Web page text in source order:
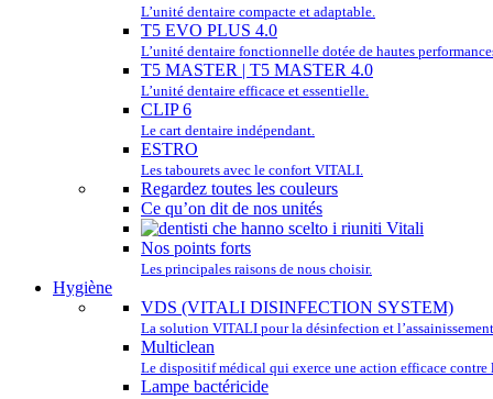
L’unité dentaire compacte et adaptable.
T5 EVO PLUS 4.0
L’unité dentaire fonctionnelle dotée de hautes
T5 MASTER | T5 MASTER 4.0
L’unité dentaire efficace et essentielle.
CLIP 6
Le cart dentaire indépendant.
ESTRO
Les tabourets avec le confort VITALI.
Regardez toutes les couleurs
Ce qu’on dit de nos unités
Nos points forts
Les principales raisons de nous choisir.
Hygiène
VDS (VITALI DISINFECTION SYSTEM)
La solution VITALI pour la désinfection et
Multiclean
Le dispositif médical qui exerce une action efficace contre
Lampe bactéricide